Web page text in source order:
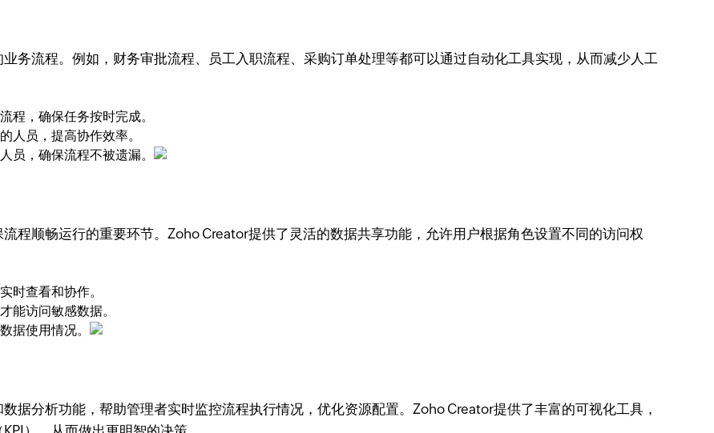
务流程。例如，财务审批流程、员工入职流程、采购订单处理等都可以通过自动化工具实现，从而减少人工
程，确保任务按时完成。
人员，提高协作效率。
员，确保流程不被遗漏。
程顺畅运行的重要环节。Zoho Creator提供了灵活的数据共享功能，允许用户根据角色设置不同的访问权
时查看和协作。
能访问敏感数据。
据使用情况。
据分析功能，帮助管理者实时监控流程执行情况，优化资源配置。Zoho Creator提供了丰富的可视化工具，